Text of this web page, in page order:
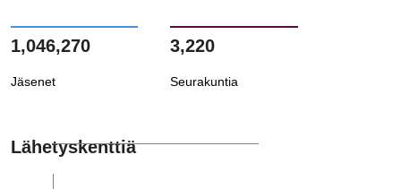
1,046,270
Jäsenet
3,220
Seurakuntia
Lähetyskenttiä